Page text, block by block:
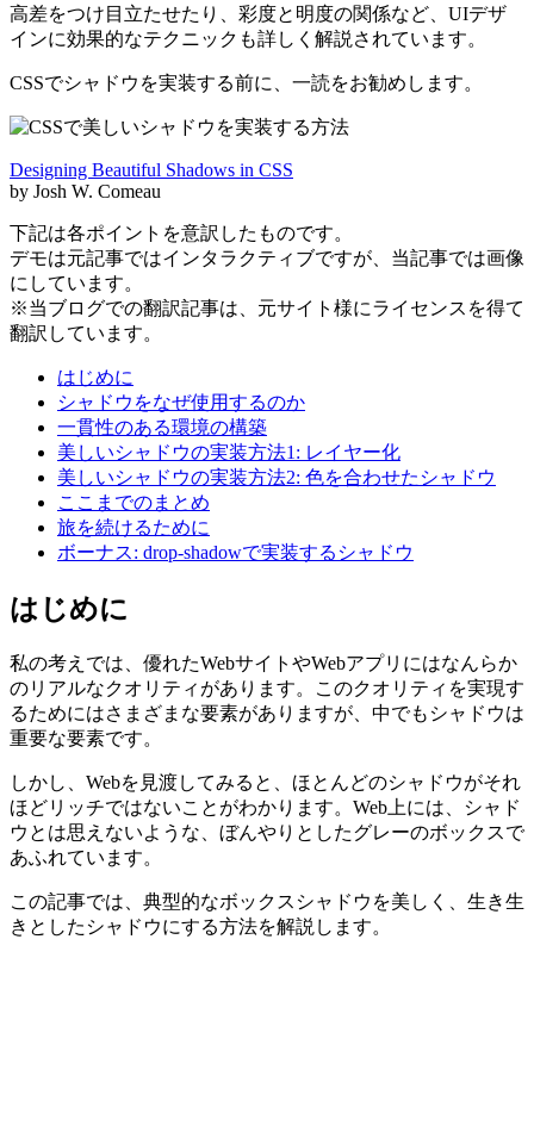
高差をつけ目立たせたり、彩度と明度の関係など、 UIデザ
インに効果的なテクニックも詳しく解説 されています。
CSSでシャドウを実装する前に、一読をお勧めします。
Designing Beautiful Shadows in CSS
by Josh W. Comeau
下記は各ポイントを意訳したものです。
デモは元記事ではインタラクティブですが、当記事では画像
にしています。
※当ブログでの翻訳記事は、元サイト様にライセンスを得て
翻訳しています。
はじめに
シャドウをなぜ使用するのか
一貫性のある環境の構築
美しいシャドウの実装方法1: レイヤー化
美しいシャドウの実装方法2: 色を合わせたシャドウ
ここまでのまとめ
旅を続けるために
ボーナス: drop-shadowで実装するシャドウ
はじめに
私の考えでは、優れたWebサイトやWebアプリにはなんらか
のリアルなクオリティ があります。このクオリティを実現す
るためにはさまざまな要素がありますが、中でも シャドウは
重要な要素です。
しかし、Webを見渡してみると、ほとんどのシャドウがそれ
ほどリッチではないことがわかります。Web上には、シャド
ウとは思えないような、ぼんやりとしたグレーのボックスで
あふれています。
この記事では、典型的なボックスシャドウを美しく、生き生
きとしたシャドウにする方法を解説します。